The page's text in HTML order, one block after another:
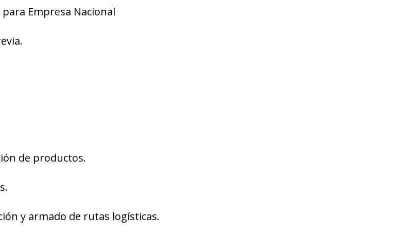
Empresa Nacional
de productos.
y armado de rutas logísticas.